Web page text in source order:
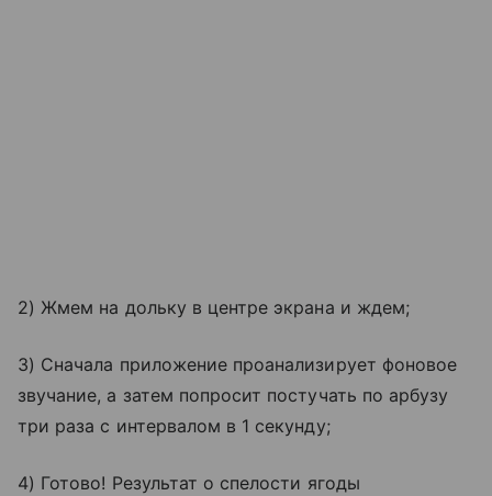
2) Жмем на дольку в центре экрана и ждем;
3) Сначала приложение проанализирует фоновое
звучание, а затем попросит постучать по арбузу
три раза с интервалом в 1 секунду;
4) Готово! Результат о спелости ягоды